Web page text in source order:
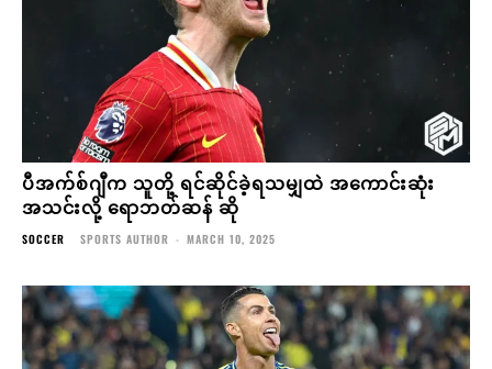
ပီအက်စ်ဂျီက သူတို့ ရင်ဆိုင်ခဲ့ရသမျှထဲ အကောင်းဆုံး
အသင်းလို့ ရောဘတ်ဆန် ဆို
SOCCER SPORTS AUTHOR - MARCH 10, 2025